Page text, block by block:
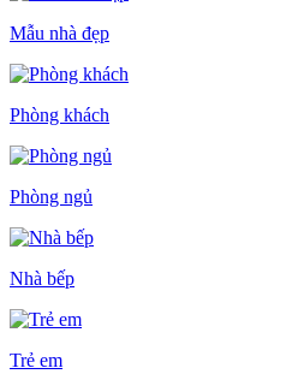
Mẫu nhà đẹp
Phòng khách
Phòng ngủ
Nhà bếp
Trẻ em